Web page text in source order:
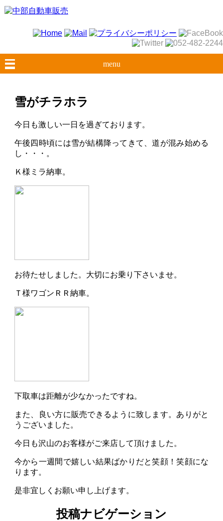
menu
雪がチラホラ
今日も激しい一日を過ぎております。
午後四時頃には雪が結構降ってきて、道が混み始める
し・・・。
Ｋ様ミラ納車。
お待たせしました。大切にお乗り下さいませ。
Ｔ様ワゴンＲＲ納車。
下取車は距離が少なかったですね。
また、良い方に販売できるように致します。ありがと
うございました。
今日も沢山のお客様がご来店して頂けました。
今から一週間で嬉しい結果ばかりだと笑顔！笑顔にな
ります。
是非宜しくお願い申し上げます。
投稿ナビゲーション